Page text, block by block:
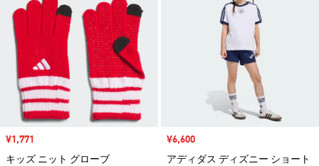
セール価格
¥1,771
キッズ ニット グローブ
セール価格
¥6,600
アディダス ディズニー ショート